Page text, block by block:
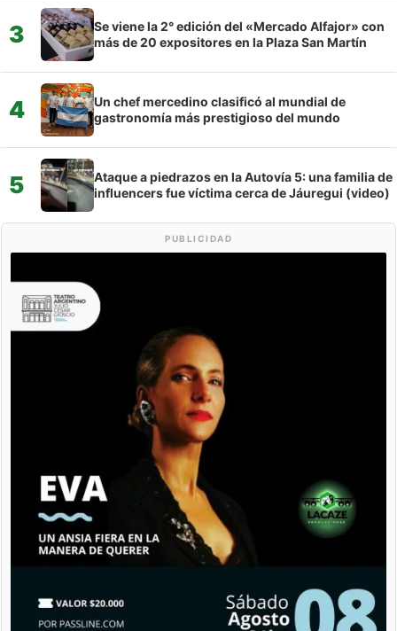
3
Se viene la 2° edición del «Mercado Alfajor» con
más de 20 expositores en la Plaza San Martín
4
Un chef mercedino clasificó al mundial de
gastronomía más prestigioso del mundo
5
Ataque a piedrazos en la Autovía 5: una familia de
influencers fue víctima cerca de Jáuregui (video)
PUBLICIDAD